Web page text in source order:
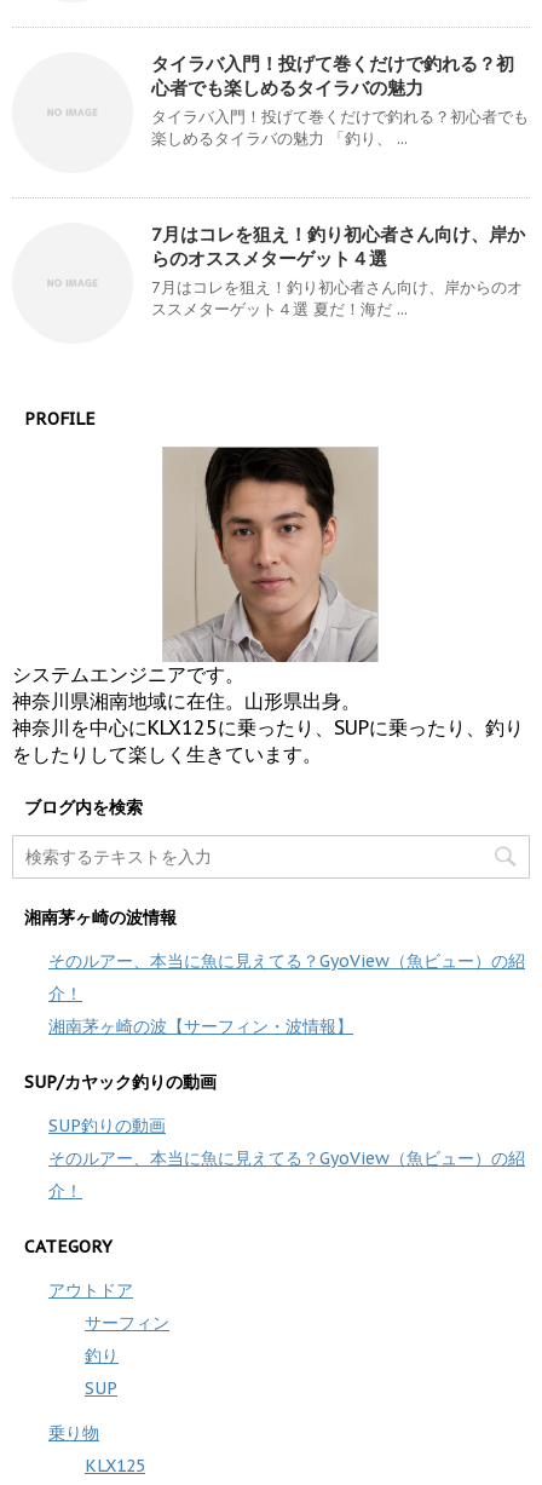
タイラバ入門！投げて巻くだけで釣れる？初
心者でも楽しめるタイラバの魅力
タイラバ入門！投げて巻くだけで釣れる？初心者でも
楽しめるタイラバの魅力 「釣り、 ...
7月はコレを狙え！釣り初心者さん向け、岸か
らのオススメターゲット４選
7月はコレを狙え！釣り初心者さん向け、岸からのオ
ススメターゲット４選 夏だ！海だ ...
PROFILE
システムエンジニアです。
神奈川県湘南地域に在住。山形県出身。
神奈川を中心にKLX125に乗ったり、SUPに乗ったり、釣り
をしたりして楽しく生きています。
ブログ内を検索
湘南茅ヶ崎の波情報
そのルアー、本当に魚に見えてる？GyoView（魚ビュー）の紹
介！
湘南茅ヶ崎の波【サーフィン・波情報】
SUP/カヤック釣りの動画
SUP釣りの動画
そのルアー、本当に魚に見えてる？GyoView（魚ビュー）の紹
介！
CATEGORY
アウトドア
サーフィン
釣り
SUP
乗り物
KLX125